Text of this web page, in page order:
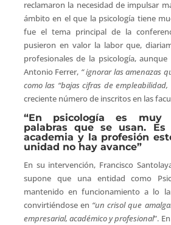
reclamaron la necesidad de impulsar
ámbito en el que la psicología tiene
fue el tema principal de la
pusieron en valor la labor que,
profesionales de la psicología, aunque
Antonio Ferrer, “ ignorar las amenazas
como las “bajas cifras de empleabilidad,
creciente número de inscritos en las
“En psicología es muy
palabras que se usan.
academia y la profesión
unidad no hay avance”
En su intervención, Francisco
supone que una entidad como
mantenido en funcionamiento a lo
convirtiéndose en “un crisol que
empresarial, académico y profesional”.